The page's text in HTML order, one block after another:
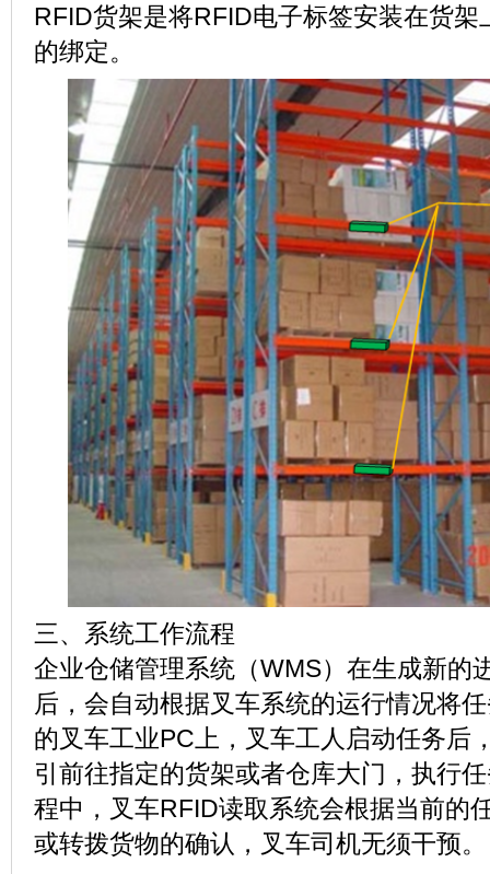
RFID货架是将RFID电子标签安装在货架
的绑定。
三、系统工作流程
企业仓储管理系统（WMS）在生成新的
后，会自动根据叉车系统的运行情况将
的叉车工业PC上，叉车工人启动任务后
引前往指定的货架或者仓库大门，执行
程中，叉车RFID读取系统会根据当前的
或转拨货物的确认，叉车司机无须干预。